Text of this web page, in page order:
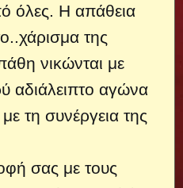
όλες. Η απάθεια
χάρισμα της
νικώνται με
αδιάλειπτο αγώνα
τη συνέργεια της
σας με τους